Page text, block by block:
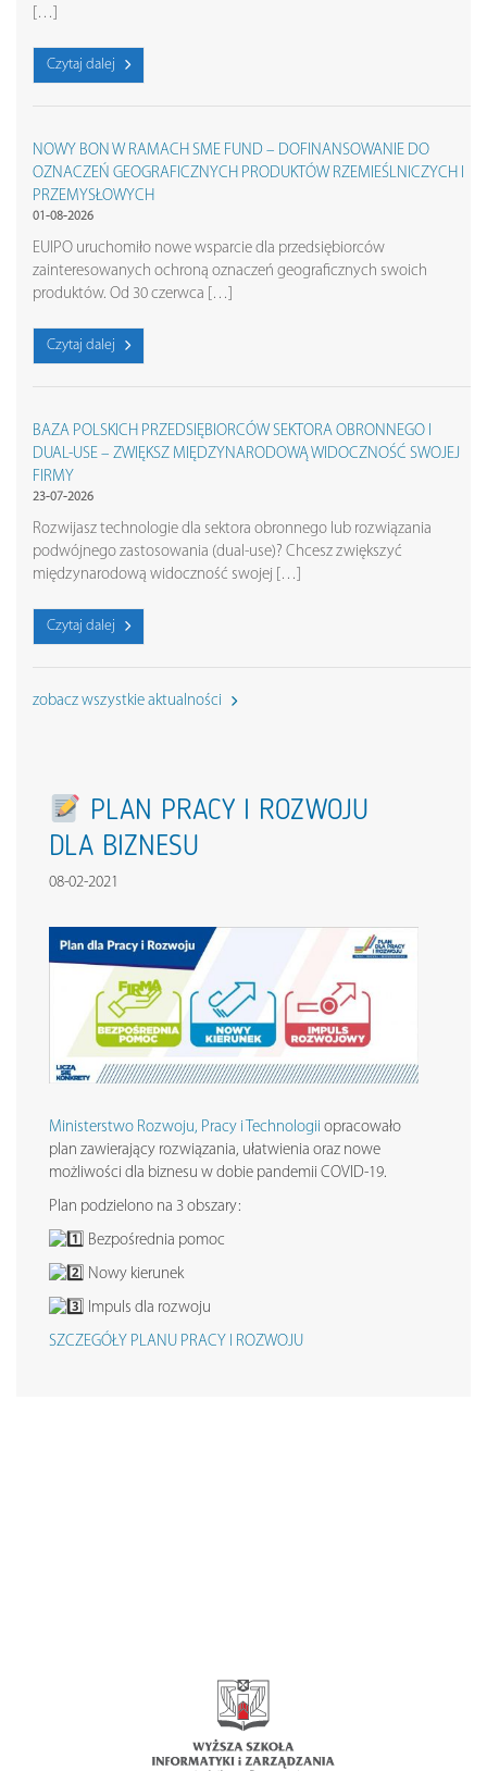
[…]
Czytaj dalej
NOWY BON W RAMACH SME FUND – DOFINANSOWANIE DO
OZNACZEŃ GEOGRAFICZNYCH PRODUKTÓW RZEMIEŚLNICZYCH I
PRZEMYSŁOWYCH
01-08-2026
EUIPO uruchomiło nowe wsparcie dla przedsiębiorców
zainteresowanych ochroną oznaczeń geograficznych swoich
produktów. Od 30 czerwca […]
Czytaj dalej
BAZA POLSKICH PRZEDSIĘBIORCÓW SEKTORA OBRONNEGO I
DUAL-USE – ZWIĘKSZ MIĘDZYNARODOWĄ WIDOCZNOŚĆ SWOJEJ
FIRMY
23-07-2026
Rozwijasz technologie dla sektora obronnego lub rozwiązania
podwójnego zastosowania (dual-use)? Chcesz zwiększyć
międzynarodową widoczność swojej […]
Czytaj dalej
zobacz wszystkie aktualności
PLAN PRACY I ROZWOJU
DLA BIZNESU
08-02-2021
Ministerstwo Rozwoju, Pracy i Technologii opracowało
plan zawierający rozwiązania, ułatwienia oraz nowe
możliwości dla biznesu w dobie pandemii COVID-19.
Plan podzielono na 3 obszary:
Bezpośrednia pomoc
Nowy kierunek
Impuls dla rozwoju
SZCZEGÓŁY PLANU PRACY I ROZWOJU